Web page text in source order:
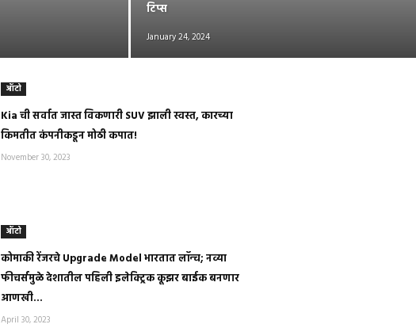
टिप्स
January 24, 2024
ऑटो
Kia ची सर्वात जास्त विकणारी SUV झाली स्वस्त, कारच्या
किमतीत कंपनीकडून मोठी कपात!
November 30, 2023
ऑटो
कोमाकी रेंजरचे Upgrade Model भारतात लॉन्च; नव्या
फीचर्समुळे देशातील पहिली इलेक्ट्रिक कूझर बाईक बनणार
आणखी...
April 30, 2023